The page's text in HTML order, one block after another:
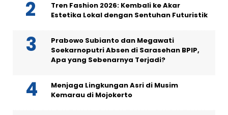
Tren Fashion 2026: Kembali ke Akar
Estetika Lokal dengan Sentuhan Futuristik
Prabowo Subianto dan Megawati
Soekarnoputri Absen di Sarasehan BPIP,
Apa yang Sebenarnya Terjadi?
Menjaga Lingkungan Asri di Musim
Kemarau di Mojokerto